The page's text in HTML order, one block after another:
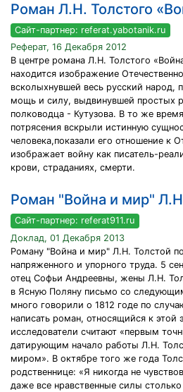
Роман Л.Н. Толстого
Сайт-партнер: referat.yabotanik.ru
Реферат, 16 Декабря 2012
В центре романа Л.Н. Толстого
находится изображение
всколыхнувшей весь русский народ,
мощь и силу, выдвинувшей простых
полководца - Кутузова. В то же
потрясения вскрыли истинную
человека,показали его отношение к
изображает войну как писатель-
крови, страданиях, смерти.
Роман "Война и мир"
Сайт-партнер: referat911.ru
Доклад, 01 Декабря 2013
Роману "Война и мир" Л.Н. Толстой
напряженного и упорного труда. 5
отец Софьи Андреевны, жены Л.Н.
в Ясную Поляну письмо со
много говорили о 1812 годе по
написать роман, относящийся к этой
исследователи считают «первым
датирующим начало работы Л.Н.
миром». В октябре того же года
родственнице: «Я никогда не
даже все нравственные силы